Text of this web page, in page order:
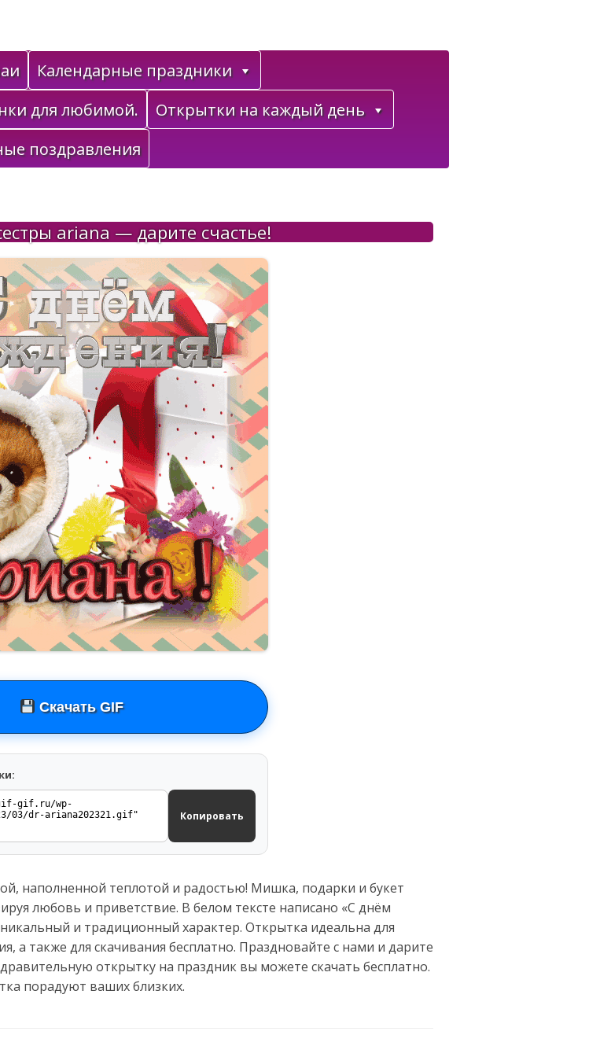
Календарные праздники
для любимой.
Открытки на каждый день
поздравления
ariana — дарите счастье!
Скачать GIF
Копировать
наполненной теплотой и радостью! Мишка, подарки и букет
любовь и приветствие. В белом тексте написано «С днём
и традиционный характер. Открытка идеальна для
а также для скачивания бесплатно. Праздновайте с нами и дарите
открытку на праздник вы можете скачать бесплатно.
порадуют ваших близких.